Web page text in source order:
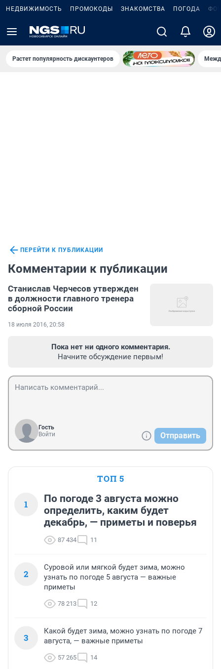
НЕДВИЖИМОСТЬ ПРОМОКОДЫ ЗНАКОМСТВА ПОГОДА
Растет популярность дискаунтеров
ПЕРЕЙТИ К ПУБЛИКАЦИИ
Комментарии к публикации
Станислав Черчесов утвержден
в должности главного тренера
сборной России
18 июля 2016, 20:58
Пока нет ни одного комментария.
Начните обсуждение первым!
Гость
Войти
Отправить
ТОП 5
1
По погоде 3 августа можно
определить, каким будет
декабрь, — приметы и поверья
87 434 11
2
Суровой или мягкой будет зима, можно
узнать по погоде 5 августа — важные
приметы
78 213 12
3
Какой будет зима, можно узнать по погоде 7
августа, — важные приметы
57 265 14